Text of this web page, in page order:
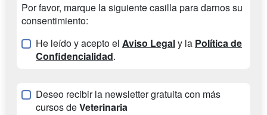
Por favor, marque la siguiente casilla para darnos su
consentimiento:
He leído y acepto el Aviso Legaly la Política de
Confidencialidad.
Deseo recibir la newsletter gratuita con más
cursos deVeterinaria